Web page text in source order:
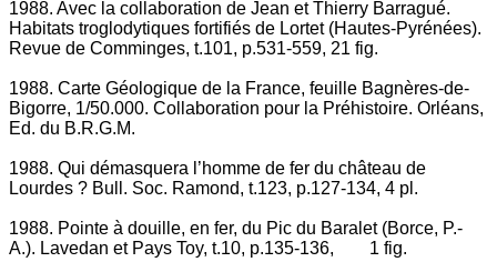
1988. Avec la collaboration de Jean et Thierry Barragué.
Habitats troglodytiques fortifiés de Lortet (Hautes-Pyrénées).
Revue de Comminges, t.101, p.531-559, 21 fig.
1988. Carte Géologique de la France, feuille Bagnères-de-
Bigorre, 1/50.000. Collaboration pour la Préhistoire. Orléans,
Ed. du B.R.G.M.
1988. Qui démasquera l’homme de fer du château de
Lourdes ? Bull. Soc. Ramond, t.123, p.127-134, 4 pl.
1988. Pointe à douille, en fer, du Pic du Baralet (Borce, P.-
A.). Lavedan et Pays Toy, t.10, p.135-136, 1 fig.